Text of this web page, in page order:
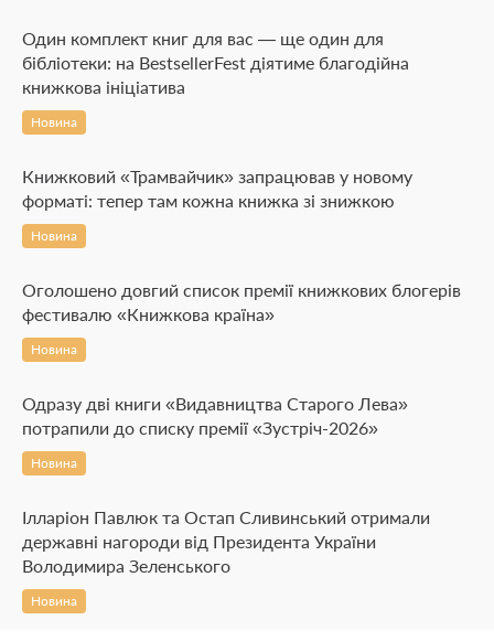
Один комплект книг для вас — ще один для
бібліотеки: на BestsellerFest діятиме благодійна
книжкова ініціатива
Новина
Книжковий «Трамвайчик» запрацював у новому
форматі: тепер там кожна книжка зі знижкою
Новина
Оголошено довгий список премії книжкових блогерів
фестивалю «Книжкова країна»
Новина
Одразу дві книги «Видавництва Старого Лева»
потрапили до списку премії «Зустріч-2026»
Новина
Ілларіон Павлюк та Остап Сливинський отримали
державні нагороди від Президента України
Володимира Зеленського
Новина